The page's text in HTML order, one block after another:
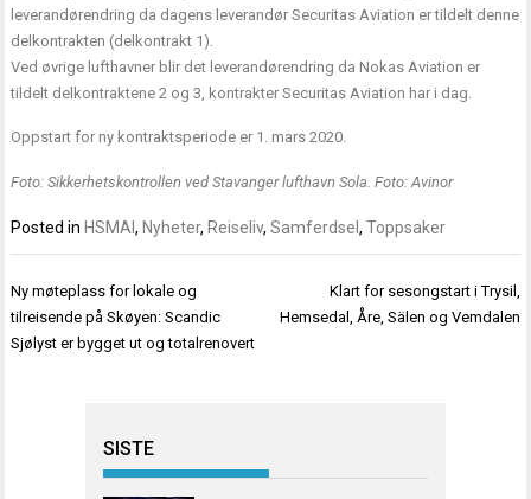
leverandørendring da dagens leverandør Securitas Aviation er tildelt denne
delkontrakten (delkontrakt 1).
Ved øvrige lufthavner blir det leverandørendring da Nokas Aviation er
tildelt delkontraktene 2 og 3, kontrakter Securitas Aviation har i dag.
Oppstart for ny kontraktsperiode er 1. mars 2020.
Foto: Sikkerhetskontrollen ved Stavanger lufthavn Sola. Foto: Avinor
Posted in HSMAI, Nyheter, Reiseliv,Samferdsel,Toppsaker
Innleggsnavigasjon
Ny møteplass for lokale og
tilreisende på Skøyen: Scandic
Sjølyst er bygget ut og totalrenovert
Klart for sesongstart i Trysil,
Hemsedal, Åre, Sälen og Vemdalen
SISTE